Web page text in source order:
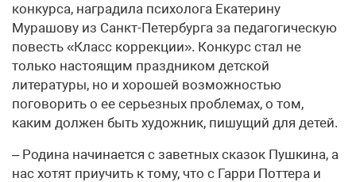
конкурса, наградила психолога Екатерину
Мурашову из Санкт-Петербурга за педагогическую
повесть «Класс коррекции». Конкурс стал не
только настоящим праздником детской
литературы, но и хорошей возможностью
поговорить о ее серьезных проблемах, о том,
каким должен быть художник, пишущий для детей.
– Родина начинается с заветных сказок Пушкина, а
нас хотят приучить к тому, что с Гарри Поттера и